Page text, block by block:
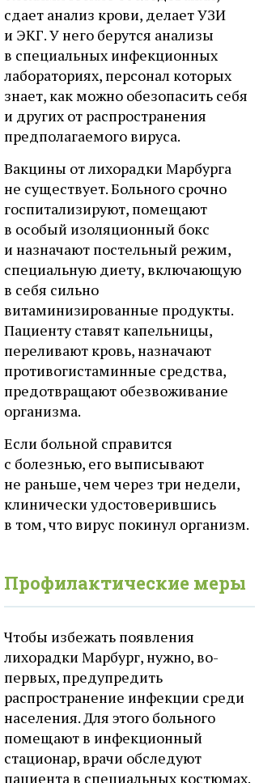
сдает анализ крови, делает УЗИ
и ЭКГ. У него берутся анализы
в специальных инфекционных
лабораториях, персонал которых
знает, как можно обезопасить себя
и других от распространения
предполагаемого вируса.
Вакцины от лихорадки Марбурга
не существует. Больного срочно
госпитализируют, помещают
в особый изоляционный бокс
и назначают постельный режим,
специальную диету, включающую
в себя сильно
витаминизированные продукты.
Пациенту ставят капельницы,
переливают кровь, назначают
противогистаминные средства,
предотвращают обезвоживание
организма.
Если больной справится
с болезнью, его выписывают
не раньше, чем через три недели,
клинически удостоверившись
в том, что вирус покинул организм.
Профилактические меры
Чтобы избежать появления
лихорадки Марбург, нужно, во-
первых, предупредить
распространение инфекции среди
населения. Для этого больного
помещают в инфекционный
стационар, врачи обследуют
пациента в специальных костюмах.